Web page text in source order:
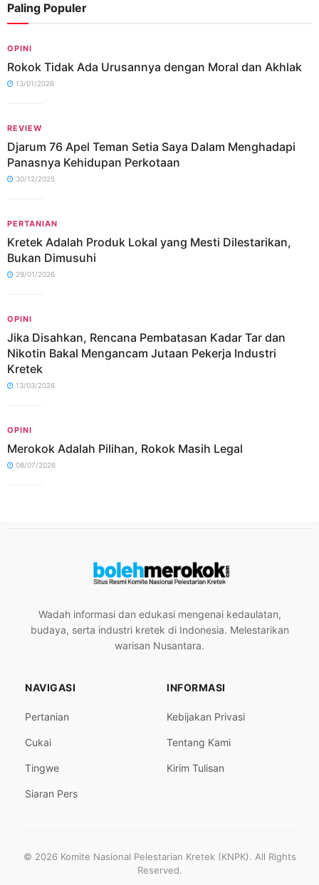
Paling Populer
OPINI
Rokok Tidak Ada Urusannya dengan Moral dan Akhlak
13/01/2026
REVIEW
Djarum 76 Apel Teman Setia Saya Dalam Menghadapi
Panasnya Kehidupan Perkotaan
30/12/2025
PERTANIAN
Kretek Adalah Produk Lokal yang Mesti Dilestarikan,
Bukan Dimusuhi
29/01/2026
OPINI
Jika Disahkan, Rencana Pembatasan Kadar Tar dan
Nikotin Bakal Mengancam Jutaan Pekerja Industri
Kretek
13/03/2026
OPINI
Merokok Adalah Pilihan, Rokok Masih Legal
08/07/2026
Wadah informasi dan edukasi mengenai kedaulatan,
budaya, serta industri kretek di Indonesia. Melestarikan
warisan Nusantara.
NAVIGASI
Pertanian
Cukai
Tingwe
Siaran Pers
INFORMASI
Kebijakan Privasi
Tentang Kami
Kirim Tulisan
© 2026 Komite Nasional Pelestarian Kretek (KNPK). All Rights
Reserved.